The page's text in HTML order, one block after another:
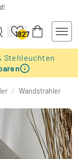
1827
Stehleuchten
/ Wandstrahler